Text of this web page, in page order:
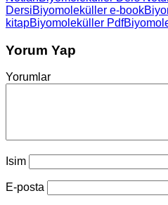
DersiBiyomoleküller e-book
kitapBiyomoleküller Pdf
Yorum Yap
Yorumlar
Isim
E-posta